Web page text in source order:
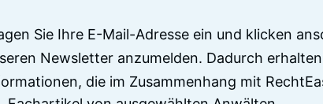
Sie Ihre E-Mail-Adresse ein und klicken
Newsletter anzumelden. Dadurch
die im Zusammenhang mit